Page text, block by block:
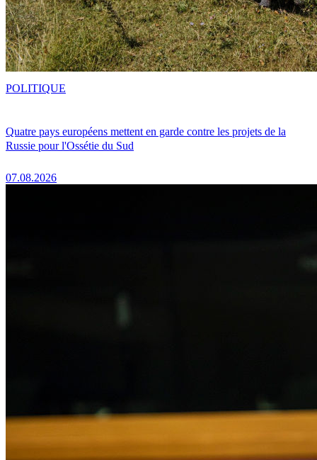
Quatre pays européens mettent en garde contre les projets de la
Russie pour l'Ossétie du Sud
07.08.2026
POLITIQUE